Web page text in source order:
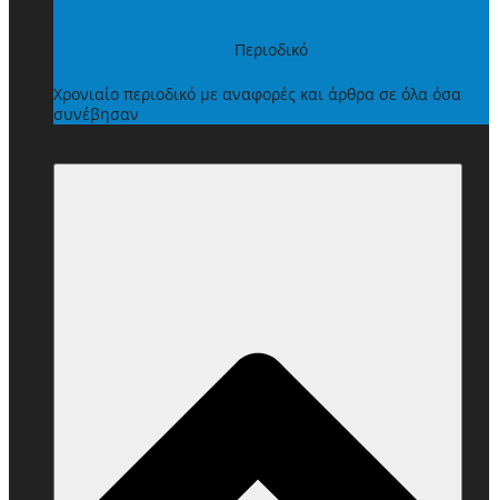
Περιοδικό
Χρονιαίο περιοδικό με αναφορές και άρθρα σε όλα όσα
συνέβησαν